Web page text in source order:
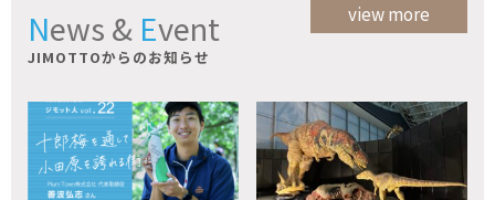
News & Event
JIMOTTOからのお知らせ
view more